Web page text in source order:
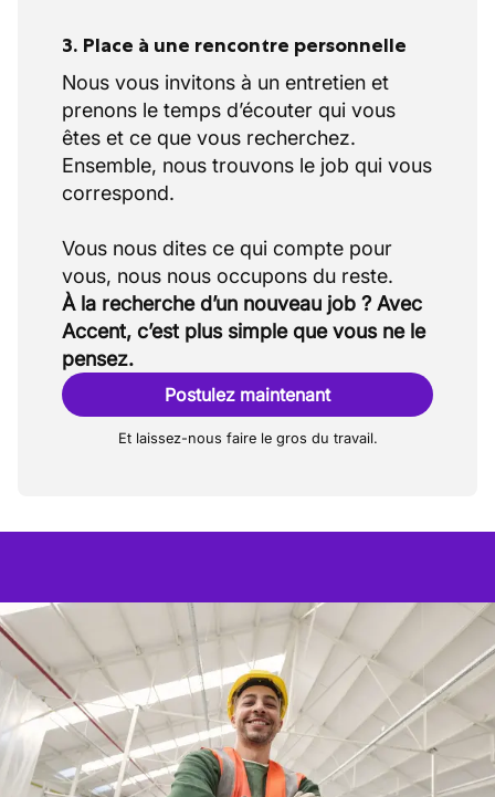
3. Place à une rencontre personnelle
Nous vous invitons à un entretien et
prenons le temps d’écouter qui vous
êtes et ce que vous recherchez.
Ensemble, nous trouvons le job qui vous
correspond.
Vous nous dites ce qui compte pour
À la recherche d’un nouveau job ? Avec
Accent, c’est plus simple que vous ne le
pensez.
Postulez maintenant
Et laissez-nous faire le gros du travail.